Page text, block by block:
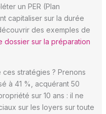
un PER (Plan
capitaliser sur la durée
des exemples de
dossier sur la préparation
stratégies ? Prenons
à 41 %, acquérant 50
sur 10 ans : il ne
sur les loyers sur toute